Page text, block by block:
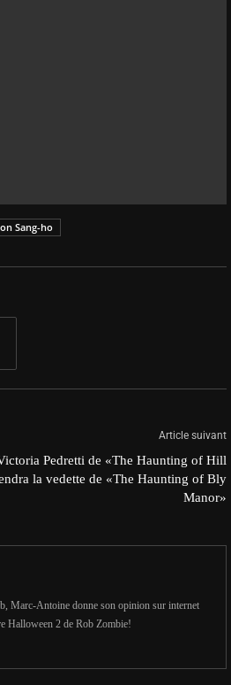
Sang-ho
Article suivant
Pedretti de «The Haunting of Hill
la vedette de «The Haunting of Bly
Manor»
Marc-Antoine donne son opinion sur internet
Halloween 2 de Rob Zombie!